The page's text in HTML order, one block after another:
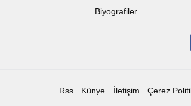
Biyografiler
Rss Künye İletişim Çerez